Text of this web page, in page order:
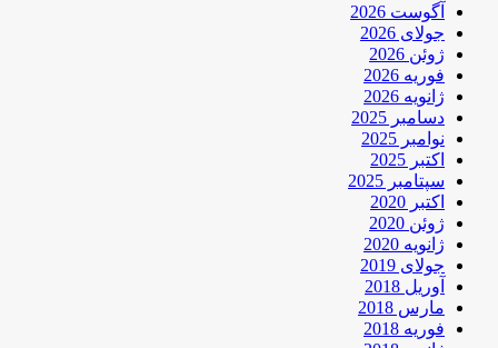
آگوست 2026
جولای 2026
ژوئن 2026
فوریه 2026
ژانویه 2026
دسامبر 2025
نوامبر 2025
اکتبر 2025
سپتامبر 2025
اکتبر 2020
ژوئن 2020
ژانویه 2020
جولای 2019
آوریل 2018
مارس 2018
فوریه 2018